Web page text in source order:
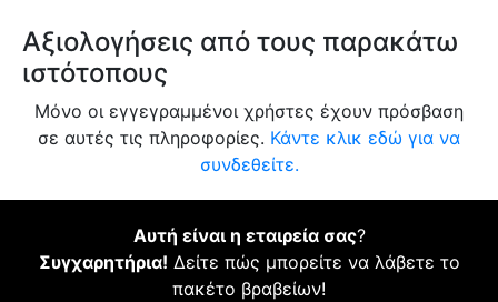
Αξιολογήσεις από τους παρακάτω
ιστότοπους
Μόνο οι εγγεγραμμένοι χρήστες έχουν πρόσβαση
σε αυτές τις πληροφορίες. Κάντε κλικ εδώ για να
συνδεθείτε.
Αυτή είναι η εταιρεία σας?
Συγχαρητήρια! Δείτε πώς μπορείτε να λάβετε το
πακέτο βραβείων!